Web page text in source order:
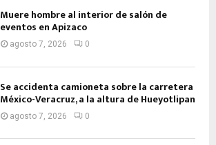
Muere hombre al interior de salón de
eventos en Apizaco
agosto 7, 2026 0
Se accidenta camioneta sobre la carretera
México-Veracruz, a la altura de Hueyotlipan
agosto 7, 2026 0